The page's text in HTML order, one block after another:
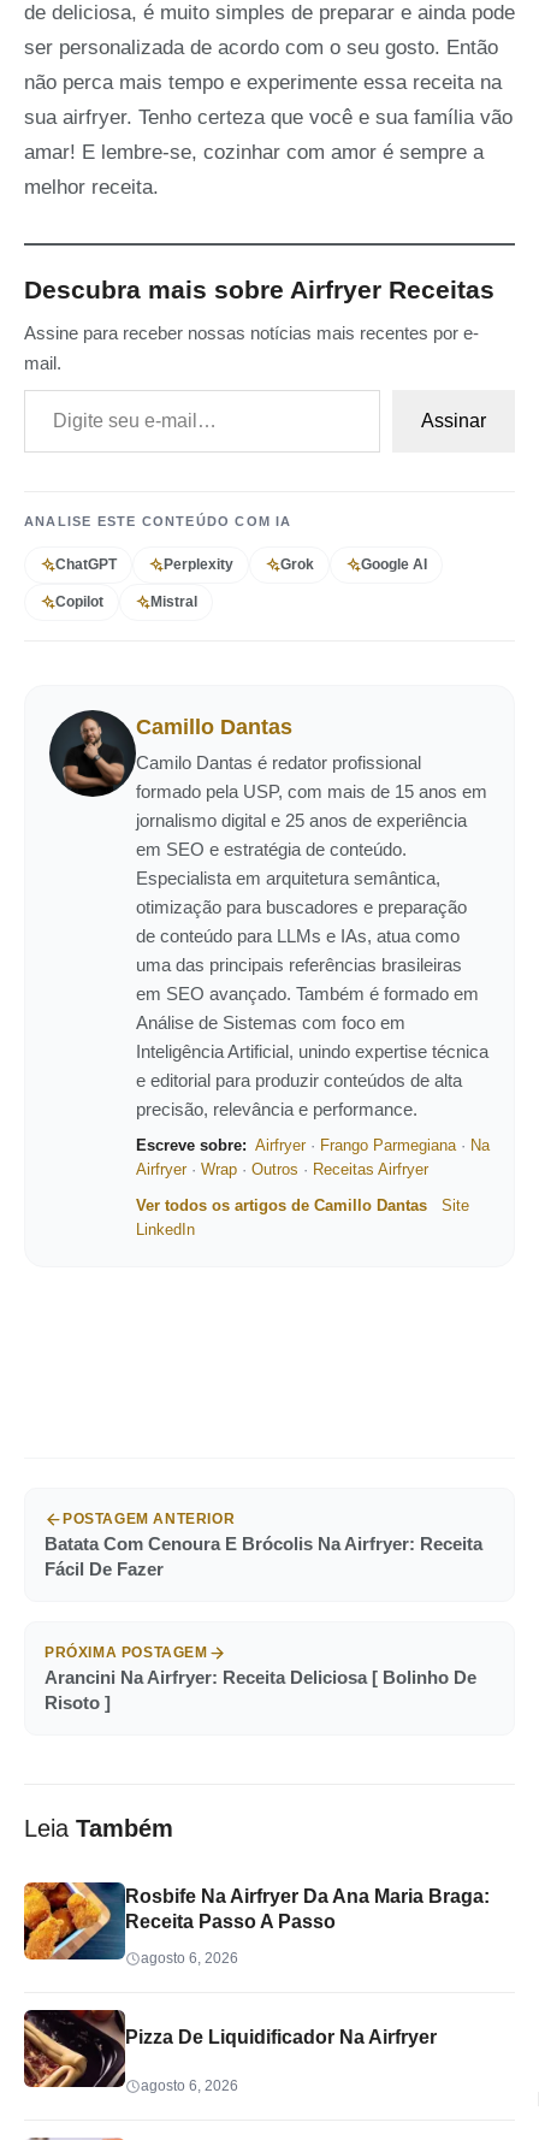
de deliciosa, é muito simples de preparar e ainda pode
ser personalizada de acordo com o seu gosto. Então
não perca mais tempo e experimente essa receita na
sua airfryer. Tenho certeza que você e sua família vão
amar! E lembre-se, cozinhar com amor é sempre a
melhor receita.
Descubra mais sobre Airfryer Receitas
Assine para receber nossas notícias mais recentes por e-
mail.
Digite seu e-mail…
Assinar
ANALISE ESTE CONTEÚDO COM IA
ChatGPT Perplexity Grok Google AI
Copilot Mistral
Camillo Dantas
Camilo Dantas é redator profissional
formado pela USP, com mais de 15 anos em
jornalismo digital e 25 anos de experiência
em SEO e estratégia de conteúdo.
Especialista em arquitetura semântica,
otimização para buscadores e preparação
de conteúdo para LLMs e IAs, atua como
uma das principais referências brasileiras
em SEO avançado. Também é formado em
Análise de Sistemas com foco em
Inteligência Artificial, unindo expertise técnica
e editorial para produzir conteúdos de alta
precisão, relevância e performance.
Escreve sobre: Airfryer· Frango Parmegiana· Na
Airfryer· Wrap · Outros · Receitas Airfryer
Ver todos os artigos de Camillo Dantas
Site
LinkedIn
POSTAGEM ANTERIOR
Batata Com Cenoura E Brócolis Na Airfryer: Receita
Fácil De Fazer
PRÓXIMA POSTAGEM
Arancini Na Airfryer: Receita Deliciosa [ Bolinho De
Risoto ]
Leia Também
Rosbife Na Airfryer Da Ana Maria Braga:
Receita Passo A Passo
agosto 6, 2026
Pizza De Liquidificador Na Airfryer
agosto 6, 2026